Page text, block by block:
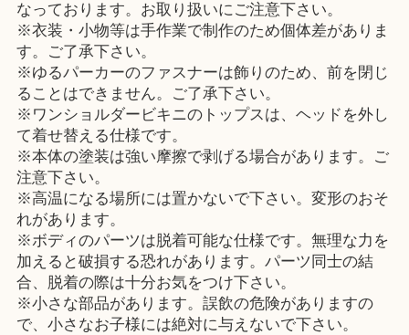
なっております。お取り扱いにご注意下さい。
※衣装・小物等は手作業で制作のため個体差がありま
す。ご了承下さい。
※ゆるパーカーのファスナーは飾りのため、前を閉じ
ることはできません。ご了承下さい。
※ワンショルダービキニのトップスは、ヘッドを外し
て着せ替える仕様です。
※本体の塗装は強い摩擦で剥げる場合があります。ご
注意下さい。
※高温になる場所には置かないで下さい。変形のおそ
れがあります。
※ボディのパーツは脱着可能な仕様です。無理な力を
加えると破損する恐れがあります。パーツ同士の結
合、脱着の際は十分お気をつけ下さい。
※小さな部品があります。誤飲の危険がありますの
で、小さなお子様には絶対に与えないで下さい。